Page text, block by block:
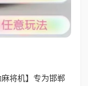
麻将机】专为邯郸